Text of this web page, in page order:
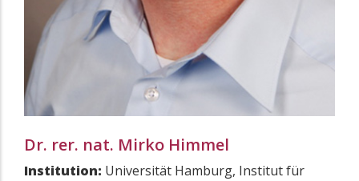
Dr. rer. nat. Mirko Himmel
Institution: Universität Hamburg, Institut für